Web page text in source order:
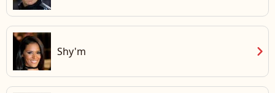
Shy'm chevron_right